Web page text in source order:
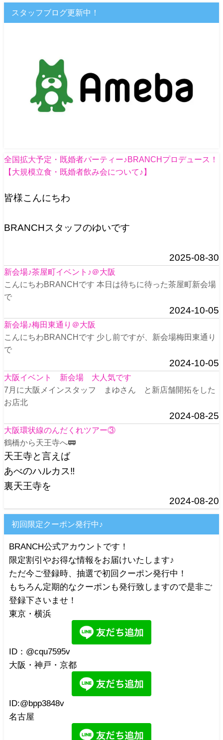
スタッフブログ更新中！
全国拡大予定・既婚者パーティー♪BRANCHプロデュース！
【大規模立食・既婚者飲み会について♪】
皆様こんにちわ
BRANCHスタッフのゆいです
2025-08-30
新会場♪茶屋町イベント♪＠大阪
こんにちわBRANCHです 本日は待ちに待った茶屋町新会場
で
2024-10-05
新会場♪梅田東通り＠大阪
こんにちわBRANCHです 少し前ですが、新会場梅田東通り
で
2024-10-05
大阪イベント 新会場 大人気です
7月に大阪メインスタッフ まゆさん と新店舗開拓をした
お店北
2024-08-25
大阪環状線のんだくれツアー③
鶴橋から天王寺へ🚃
天王寺と言えば
あべのハルカス‼️
裏天王寺を
2024-08-20
初回限定クーポン発行中♪
BRANCH公式アカウントです！
限定割引やお得な情報をお届けいたします♪
ただ今ご登録時、抽選で初回クーポン発行中！
もちろん定期的なクーポンも発行致しますので是非ご
登録下さいませ！
東京・横浜
ID：@cqu7595v
大阪・神戸・京都
ID:@bpp3848v
名古屋